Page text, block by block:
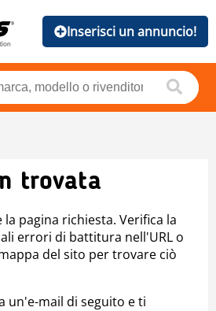
Inserisci un annuncio!
trovata
pagina richiesta. Verifica la
errori di battitura nell'URL o
del sito per trovare ciò
un'e-mail di seguito e ti